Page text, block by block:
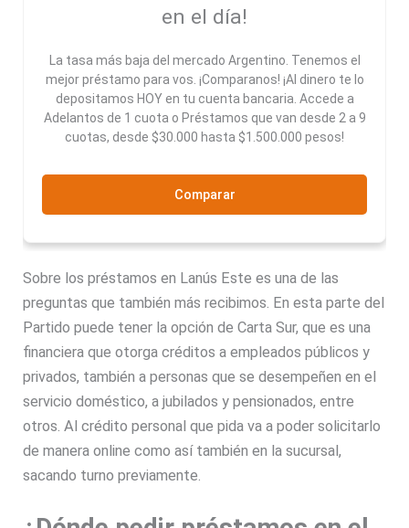
en el día!
La tasa más baja del mercado Argentino. Tenemos el
mejor préstamo para vos. ¡Comparanos! ¡Al dinero te lo
depositamos HOY en tu cuenta bancaria. Accede a
Adelantos de 1 cuota o Préstamos que van desde 2 a 9
cuotas, desde $30.000 hasta $1.500.000 pesos!
Comparar
Sobre los préstamos en Lanús Este es una de las
preguntas que también más recibimos. En esta parte del
Partido puede tener la opción de Carta Sur, que es una
financiera que otorga créditos a empleados públicos y
privados, también a personas que se desempeñen en el
servicio doméstico, a jubilados y pensionados, entre
otros. Al crédito personal que pida va a poder solicitarlo
de manera online como así también en la sucursal,
sacando turno previamente.